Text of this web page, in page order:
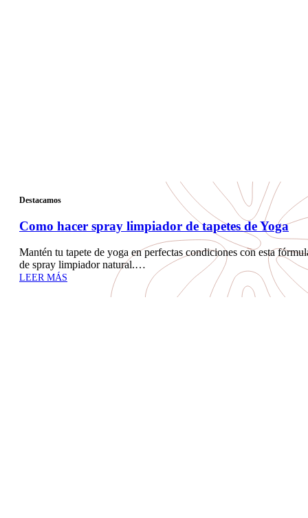
Destacamos
Como hacer spray limpiador de tapetes de Yoga
Mantén tu tapete de yoga en perfectas condiciones con esta
de spray limpiador natural.…
LEER MÁS